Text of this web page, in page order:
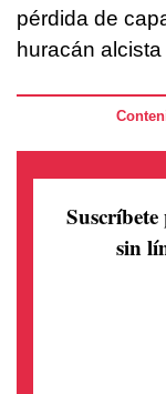
pérdida de
huracán
sin